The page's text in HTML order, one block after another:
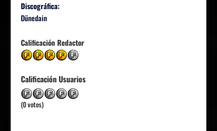
Discográfica:
Dünedain
Calificación Redactor
Calificación Usuarios
(0 votos)